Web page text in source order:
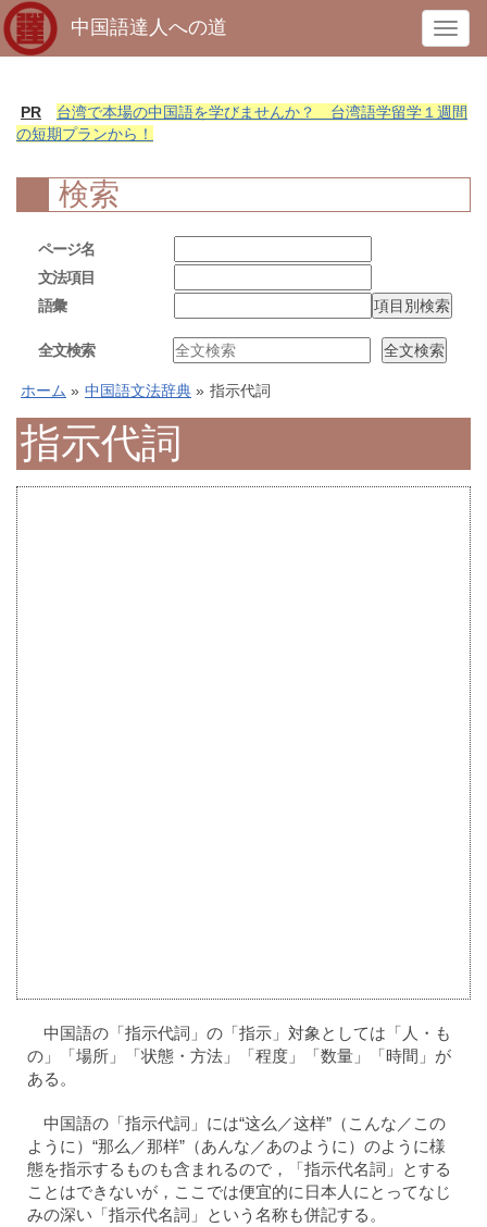
T
o
g
n
a
a
t
i
中国語達人への道
PR
台湾で本場の中国語を学びませんか？ 台湾語学留学１週間
の短期プランから！
検索
ページ名
文法項目
語彙
全文検索
ホーム » 中国語文法辞典 » 指示代詞
指示代詞
中国語の「指示代詞」の「指示」対象としては「人・も
の」「場所」「状態・方法」「程度」「数量」「時間」が
ある。
中国語の「指示代詞」には“这么／这样”（こんな／この
ように）“那么／那样”（あんな／あのように）のように様
態を指示するものも含まれるので，「指示代名詞」とする
ことはできないが，ここでは便宜的に日本人にとってなじ
みの深い「指示代名詞」という名称も併記する。